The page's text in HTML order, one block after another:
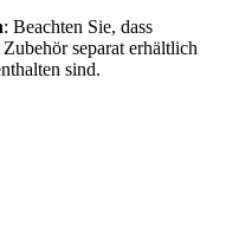
: Beachten Sie, dass
separat erhältlich
sind.